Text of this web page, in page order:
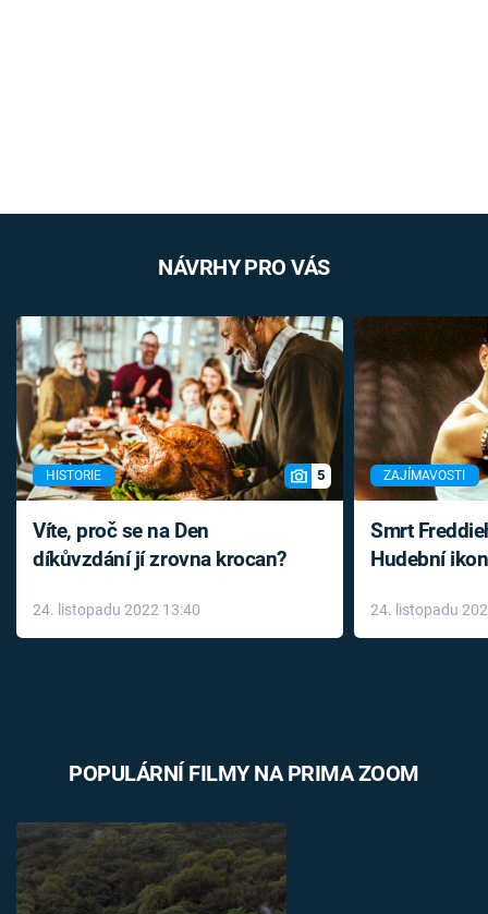
NÁVRHY PRO VÁS
HISTORIE 5
Víte, proč se na Den
díkůvzdání jí zrovna krocan?
24. listopadu 2022 13:40
ZAJÍMAVOSTI
Smrt
Hudební
léky
24. listopadu
POPULÁRNÍ FILMY NA PRIMA ZOOM